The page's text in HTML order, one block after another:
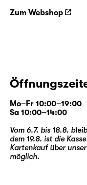
Zum Webshop
Mo–Fr 10:00–19:00
Sa 10:00–14:00
Vom 6.7. bis 18.8.
dem 19.8. ist die
Kartenkauf über
möglich.